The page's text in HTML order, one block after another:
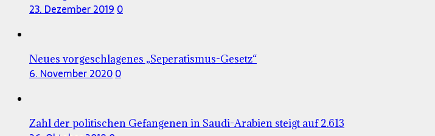
23. Dezember 2019 0
Neues vorgeschlagenes „Seperatismus-Gesetz“
6. November 20200
Zahl der politischen Gefangenen in Saudi-Arabien steigt auf 2.613